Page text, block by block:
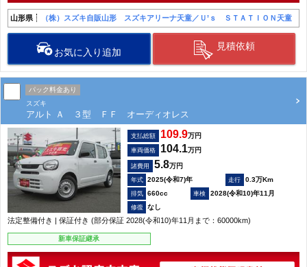
山形県 （株）スズキ自販山形 スズキアリーナ天童／Ｕ’ｓ ＳＴＡＴＩＯＮ天童
お気に入り追加
見積依頼
パック料金あり
スズキ
アルト Ａ ３型 ＦＦ オーディオレス
支払総額 109.9万円
車両価格 104.1万円
諸費用 5.8万円
2025(令和7)年
0.3万Km
660cc
2028(令和10)年11月
なし
法定整備付き | 保証付き (部分保証 2028(令和10)年11月まで：60000km)
新車保証継承